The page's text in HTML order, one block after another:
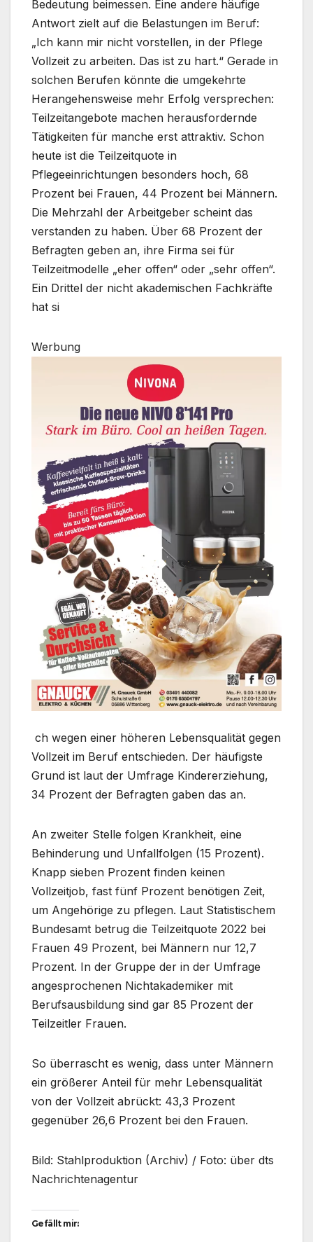
Bedeutung beimessen. Eine andere häufige
Antwort zielt auf die Belastungen im Beruf:
„Ich kann mir nicht vorstellen, in der Pflege
Vollzeit zu arbeiten. Das ist zu hart.“ Gerade in
solchen Berufen könnte die umgekehrte
Herangehensweise mehr Erfolg versprechen:
Teilzeitangebote machen herausfordernde
Tätigkeiten für manche erst attraktiv. Schon
heute ist die Teilzeitquote in
Pflegeeinrichtungen besonders hoch, 68
Prozent bei Frauen, 44 Prozent bei Männern.
Die Mehrzahl der Arbeitgeber scheint das
verstanden zu haben. Über 68 Prozent der
Befragten geben an, ihre Firma sei für
Teilzeitmodelle „eher offen“ oder „sehr offen“.
Ein Drittel der nicht akademischen Fachkräfte
hat si
Werbung
ch wegen einer höheren Lebensqualität gegen
Vollzeit im Beruf entschieden. Der häufigste
Grund ist laut der Umfrage Kindererziehung,
34 Prozent der Befragten gaben das an.
An zweiter Stelle folgen Krankheit, eine
Behinderung und Unfallfolgen (15 Prozent).
Knapp sieben Prozent finden keinen
Vollzeitjob, fast fünf Prozent benötigen Zeit,
um Angehörige zu pflegen. Laut Statistischem
Bundesamt betrug die Teilzeitquote 2022 bei
Frauen 49 Prozent, bei Männern nur 12,7
Prozent. In der Gruppe der in der Umfrage
angesprochenen Nichtakademiker mit
Berufsausbildung sind gar 85 Prozent der
Teilzeitler Frauen.
So überrascht es wenig, dass unter Männern
ein größerer Anteil für mehr Lebensqualität
von der Vollzeit abrückt: 43,3 Prozent
gegenüber 26,6 Prozent bei den Frauen.
Bild: Stahlproduktion (Archiv) / Foto: über dts
Nachrichtenagentur
Gefällt mir: